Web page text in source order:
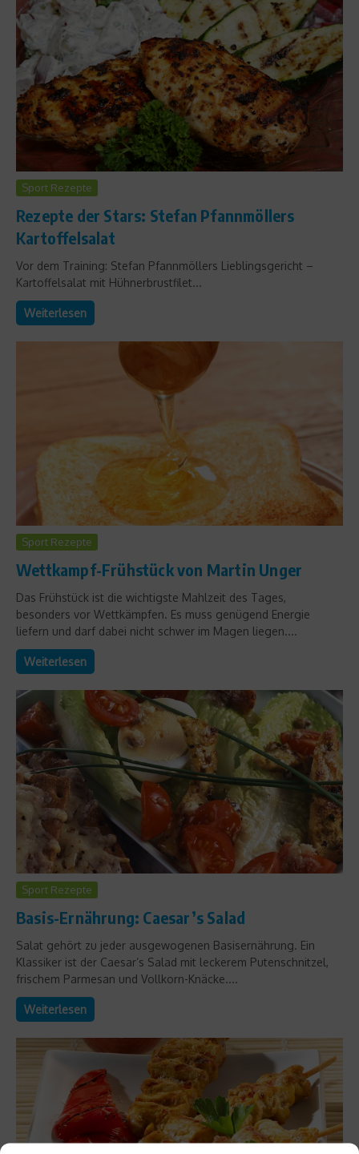
Sport Rezepte
Rezepte der Stars: Stefan Pfannmöllers
Kartoffelsalat
Vor dem Training: Stefan Pfannmöllers Lieblingsgericht –
Kartoffelsalat mit Hühnerbrustfilet...
Weiterlesen
Sport Rezepte
Wettkampf-Frühstück von Martin Unger
Das Frühstück ist die wichtigste Mahlzeit des Tages,
besonders vor Wettkämpfen. Es muss genügend Energie
liefern und darf dabei nicht schwer im Magen liegen....
Weiterlesen
Sport Rezepte
Basis-Ernährung: Caesar’s Salad
Salat gehört zu jeder ausgewogenen Basisernährung. Ein
Klassiker ist der Caesar’s Salad mit leckerem Putenschnitzel,
frischem Parmesan und Vollkorn-Knäcke....
Weiterlesen